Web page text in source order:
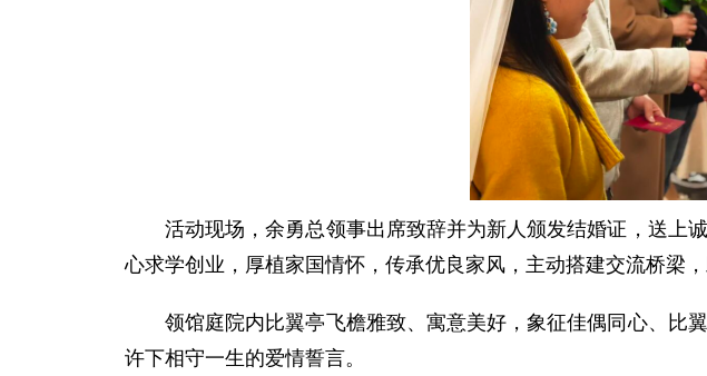
活动现场，余勇总领事出席致辞并为新人颁发结婚证，送上
心求学创业，厚植家国情怀，传承优良家风，主动搭建交流桥梁，
领馆庭院内比翼亭飞檐雅致、寓意美好，象征佳偶同心、比
许下相守一生的爱情誓言。